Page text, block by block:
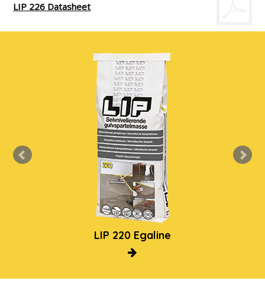
LIP 226 Datasheet
LIP 220 Egaline